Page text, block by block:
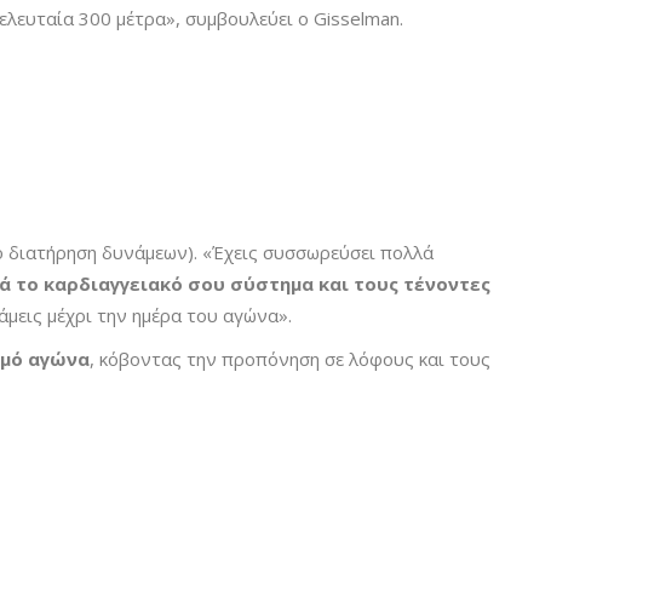
300 μέτρα», συμβουλεύει ο Gisselman.
δυνάμεων). «Έχεις συσσωρεύσει πολλά
το καρδιαγγειακό σου σύστημα και τους τένοντες
μέχρι την ημέρα του αγώνα».
αγώνα, κόβοντας την προπόνηση σε λόφους και τους